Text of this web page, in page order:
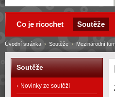
Úvodní stránka › Soutěže › Mezinárodní
Co je ricochet Soutěže
Soutěže
Novinky ze soutěží